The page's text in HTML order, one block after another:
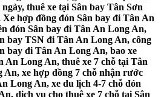
thuê xe tại Sân bay Tân Sơn
hợp đồng đón Sân bay đi Tân An
đón Sân bay đi Tân An Long An,
bay TSN đi Tân An Long An, công
bay đi Tân An Long An, bao xe
An Long An, thuê xe 7 chỗ tại Tân
xe hợp đồng 7 chỗ nhận rước
Long An, xe du lịch 4-7 chỗ đón
dịch vụ cho thuê xe 7 chỗ tại Sân